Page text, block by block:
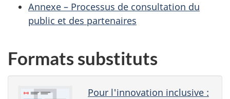
Annexe – Processus de consultation du
public et des partenaires
Formats substituts
Pour l'innovation inclusive :